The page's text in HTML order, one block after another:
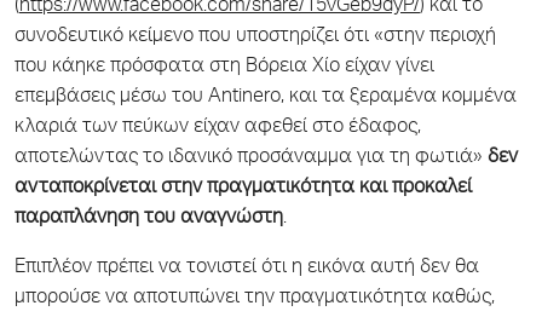
(https://www.facebook.com/share/15vGeb9dyP/) και το
συνοδευτικό κείμενο που υποστηρίζει ότι «στην περιοχή
που κάηκε πρόσφατα στη Βόρεια Χίο είχαν γίνει
επεμβάσεις μέσω του Antinero, και τα ξεραμένα κομμένα
κλαριά των πεύκων είχαν αφεθεί στο έδαφος,
αποτελώντας το ιδανικό προσάναμμα για τη φωτιά» δεν
ανταποκρίνεται στην πραγματικότητα και προκαλεί
παραπλάνηση του αναγνώστη.
Επιπλέον πρέπει να τονιστεί ότι η εικόνα αυτή δεν θα
μπορούσε να αποτυπώνει την πραγματικότητα καθώς,